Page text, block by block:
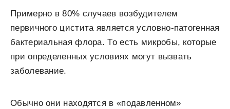
Примерно в 80% случаев возбудителем
первичного цистита является условно-патогенная
бактериальная флора. То есть микробы, которые
при определенных условиях могут вызвать
заболевание.
Обычно они находятся в «подавленном»